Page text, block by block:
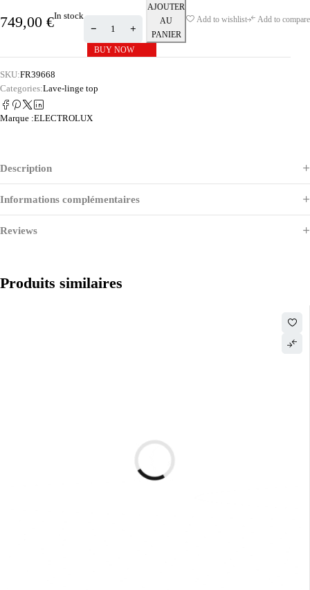
749,00 €In stock
AJOUTER
AU
PANIER
BUY NOW
Add to wishlist Add to compare
SKU:FR39668
Categories:Lave-linge top
Marque :ELECTROLUX
Description
Informations complémentaires
Reviews
Produits similaires